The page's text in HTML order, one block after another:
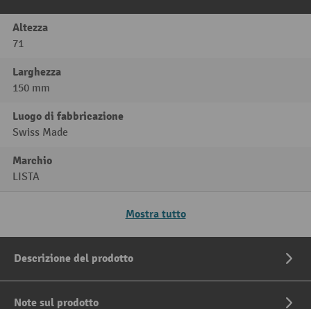
Altezza
71
Larghezza
150 mm
Luogo di fabbricazione
Swiss Made
Marchio
LISTA
Mostra tutto
Descrizione del prodotto
Note sul prodotto